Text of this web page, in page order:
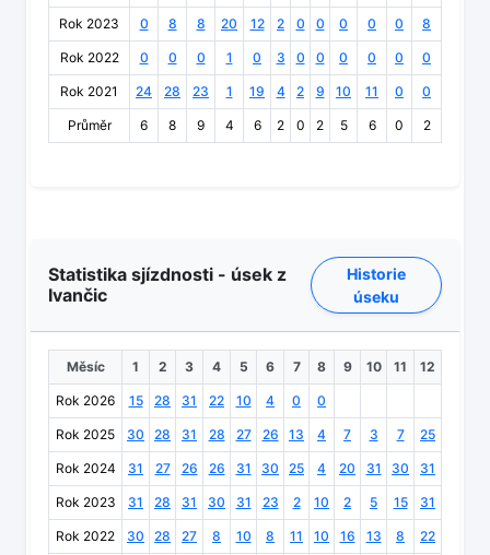
Rok 2023 0 8 8 20 12 2 0 0 0 0 0 8
Rok 2022 0 0 0 1 0 3 0 0 0 0 0 0
Rok 2021 24 28 23 1 19 4 2 9 10 11 0 0
Průměr 6 8 9 4 6 2 0 2 5 6 0 2
Statistika sjízdnosti - úsek z
Ivančic
Historie
úseku
Měsíc 1 2 3 4 5 6 7 8 9 10 11 12
Rok 2026 15 28 31 22 10 4 0 0
Rok 2025 30 28 31 28 27 26 13 4 7 3 7 25
Rok 2024 31 27 26 26 31 30 25 4 20 31 30 31
Rok 2023 31 28 31 30 31 23 2 10 2 5 15 31
Rok 2022 30 28 27 8 10 8 11 10 16 13 8 22